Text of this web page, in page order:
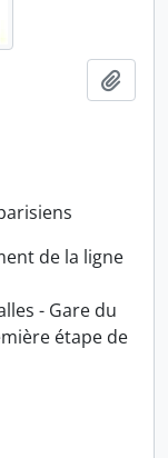
de la ligne
- Gare du
étape de